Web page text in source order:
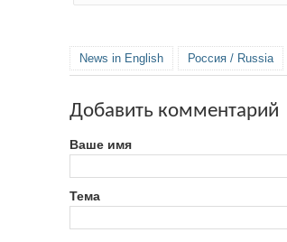
News in English Россия / Russia
Добавить комментарий
Ваше имя
Тема